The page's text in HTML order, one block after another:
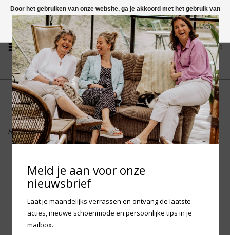
Vragen? App naar +31 58 250 1503
0
GRATIS VERZENDING NL
Vanaf € 75,-
FYSIEKE WINKEL
in Mantgum (frl)
fdad
Home>Birkenstock Boston Mixed Leather- Concrete Gray Narrow
Door het gebruiken van onze website, ga je akkoord met het gebruik van
cookies om onze website te verbeteren.
Dit bericht verbergen
Meer over cookies »
Meld je aan voor onze
nieuwsbrief
Laat je maandelijks verrassen en ontvang de laatste
acties, nieuwe schoenmode en persoonlijke tips in je
mailbox.